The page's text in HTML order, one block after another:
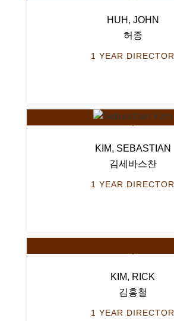
HUH, JOHN
허종
1 YEAR DIRECTOR
KIM, SEBASTIAN
김세바스찬
1 YEAR DIRECTOR
KIM, RICK
김홍철
1 YEAR DIRECTOR